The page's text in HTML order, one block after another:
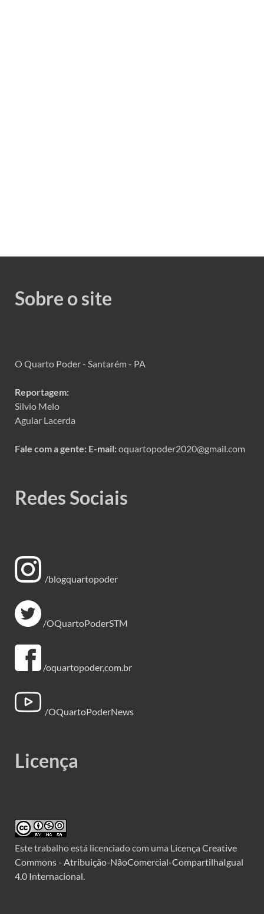
Sobre o site
O Quarto Poder - Santarém - PA
Reportagem:
Silvio Melo
Aguiar Lacerda
Fale com a gente: E-mail:oquartopoder2020@gmail.com
Redes Sociais
/blogquartopoder
/OQuartoPoderSTM
/oquartopoder,com.br
/OQuartoPoderNews
Licença
Este trabalho está licenciado com uma Licença Creative
Commons - Atribuição-NãoComercial-CompartilhaIgual
4.0 Internacional